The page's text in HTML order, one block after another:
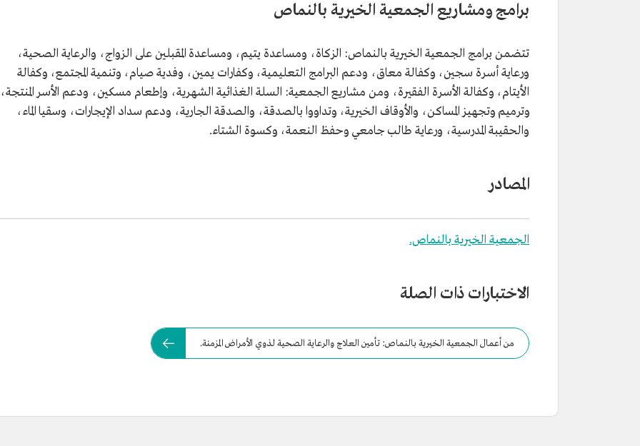
برامج ومشاريع الجمعية الخيرية بالنماص
تتضمن برامج الجمعية الخيرية بالنماص: الزكاة، ومساعدة يتيم، ومساعدة المقبلين على الزواج، والرعاية الصحية،
ورعاية أسرة سجين، وكفالة معاق، ودعم البرامج التعليمية، وكفارات يمين، وفدية صيام، وتنمية المجتمع، وكفالة
الأيتام، وكفالة الأسرة الفقيرة، ومن مشاريع الجمعية: السلة الغذائية الشهرية، وإطعام مسكين، ودعم الأسر المنتجة،
وترميم وتجهيز المساكن، والأوقاف الخيرية، وتداووا بالصدقة، والصدقة الجارية، ودعم سداد الإيجارات، وسقيا الماء،
والحقيبة المدرسية، ورعاية طالب جامعي وحفظ النعمة، وكسوة الشتاء.
المصادر
الجمعية الخيرية بالنماص.
الاختبارات ذات الصلة
من أعمال الجمعية الخيرية بالنماص: تأمين العلاج والرعاية الصحية لذوي الأمراض المزمنة.